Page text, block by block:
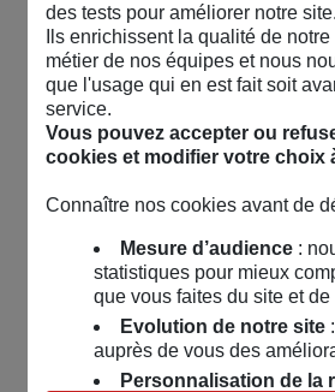
des tests pour améliorer notre site.
Ils enrichissent la qualité de
métier de nos équipes et nous
que l'usage qui en est fait soit
service.
Vous pouvez accepter ou
cookies et modifier votre choix
Connaître nos cookies avant de
Mesure d’audience:
statistiques pour mieux
que vous faites du site et
Evolution de notre site:
auprès de vous des
Personnalisation de la